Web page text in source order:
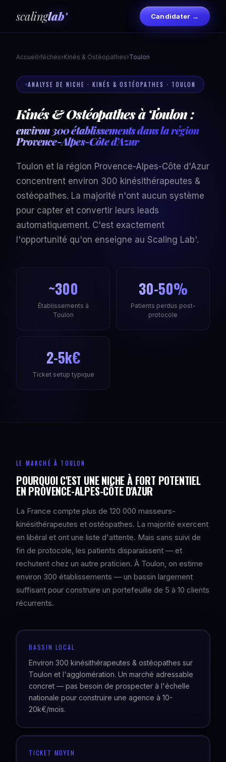
scalinglab' Candidater →
Accueil›Niches›Kinés & Ostéopathes›Toulon
ANALYSE DE NICHE · KINÉS & OSTÉOPATHES · TOULON
Kinés & Ostéopathes à Toulon :
environ 300 établissements dans la région
Provence-Alpes-Côte d'Azur
Toulon et la région Provence-Alpes-Côte d'Azur
concentrent environ 300 kinésithérapeutes &
ostéopathes. La majorité n'ont aucun système
pour capter et convertir leurs leads
automatiquement. C'est exactement
l'opportunité qu'on enseigne au Scaling Lab'.
~300
Établissements à
Toulon
30-50%
Patients perdus post-
protocole
2-5k€
Ticket setup typique
LE MARCHÉ À TOULON
POURQUOI C'EST UNE NICHE À FORT POTENTIEL
EN PROVENCE-ALPES-CÔTE D'AZUR
La France compte plus de 120 000 masseurs-
kinésithérapeutes et ostéopathes. La majorité exercent
en libéral et ont une liste d'attente. Mais sans suivi de
fin de protocole, les patients disparaissent — et
rechutent chez un autre praticien. À Toulon, on estime
environ 300 établissements — un bassin largement
suffisant pour construire un portefeuille de 5 à 10 clients
récurrents.
BASSIN LOCAL
Environ 300 kinésithérapeutes & ostéopathes sur
Toulon et l'agglomération. Un marché adressable
concret — pas besoin de prospecter à l'échelle
nationale pour construire une agence à 10-
20k€/mois.
TICKET MOYEN